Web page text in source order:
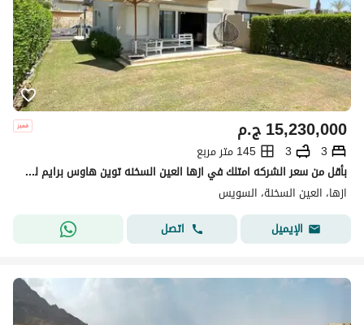
ج.م15,230,000
3
3
145 متر مربع
بأقل من سعر الشركه امتلك في ازها العين السخنه توين هاوس برايم لوكيشن دايركت علي اللاجون Azha ain sokhna
ازها، العين السخنة، السويس
الإيميل
اتصل